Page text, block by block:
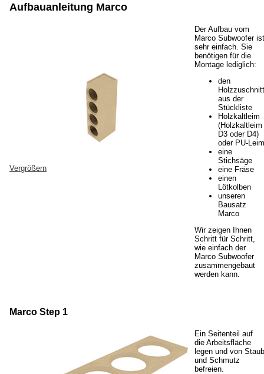
Aufbauanleitung Marco
Vergrößern
Der Aufbau vom
Marco Subwoofer ist
sehr einfach. Sie
benötigen für die
Montage lediglich:
den
Holzzuschnitt
aus der
Stückliste
Holzkaltleim
(Holzkaltleim
D3 oder D4)
oder PU-Leim
eine
Stichsäge
eine Fräse
einen
Lötkolben
unseren
Bausatz
Marco
Wir zeigen Ihnen
Schritt für Schritt,
wie einfach der
Marco Subwoofer
zusammengebaut
werden kann.
Marco Step 1
Ein Seitenteil auf
die Arbeitsfläche
legen und von Staub
und Schmutz
befreien.